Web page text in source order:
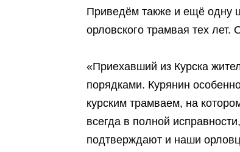
Приведём также и ещё одну
орловского трамвая тех
«Приехавший из Курска
порядками. Курянин
курским трамваем, на
всегда в полной
подтверждают и наши